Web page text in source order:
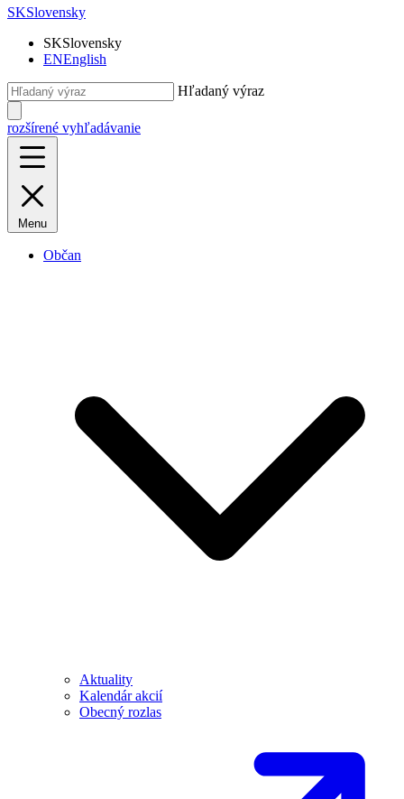
SKSlovensky
SKSlovensky
ENEnglish
Hľadaný výraz
rozšírené vyhľadávanie
Menu
Občan
Aktuality
Kalendár akcií
Obecný rozlas